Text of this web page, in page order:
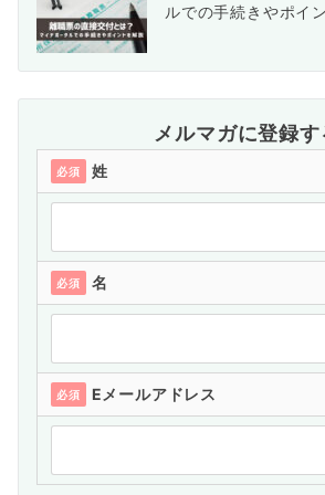
ルでの手続きやポイ
メルマガに登録す
必須 姓
必須 名
必須 Eメールアドレス